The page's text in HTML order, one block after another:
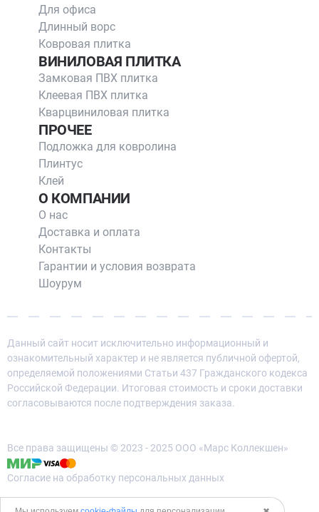
Для офиса
Длинный ворс
Ковровая плитка
ВИНИЛОВАЯ ПЛИТКА
Замковая ПВХ плитка
Клеевая ПВХ плитка
Кварцвиниловая плитка
ПРОЧЕЕ
Подложка для ковролина
Плинтус
Клей
О КОМПАНИИ
О нас
Доставка и оплата
Контакты
Гарантии и условия возврата
Шоурум
Данный сайт носит исключительно информационный и
ознакомительный характер и не является публичной офертой,
определяемой положениями Статьи 437 Гражданского кодекса
Российской Федерации. Итоговая стоимость и сроки доставки
согласовываются после подтверждения заказа.
Все права защищены © 2023 - 2025 ООО «Марс Коллекшен»
Согласие на обработку персональных данных